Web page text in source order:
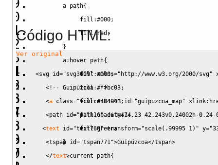
a path{
fill :#000;
fill :red ;
}
a:hover path{
fill :#000;
fill:#ffbc03;
fill:#4B4B4B;
fill-opacity:1;
fill:green;
}
a.current path{
Código HTML:
Ver original
<svg id="svg3609" xmlns="http://www.w3.org/2000/svg"
<!-- Guipúzcoa -->
<a class="%current49%" id="guipuzcoa_map" xlink:
<path id="path16" d="m474.23 42.243v0.24002h-
<text id="text769" transform="scale(.99995 1)" y=
<tspan id="tspan771">Guipúzcoa</tspan>
</text>